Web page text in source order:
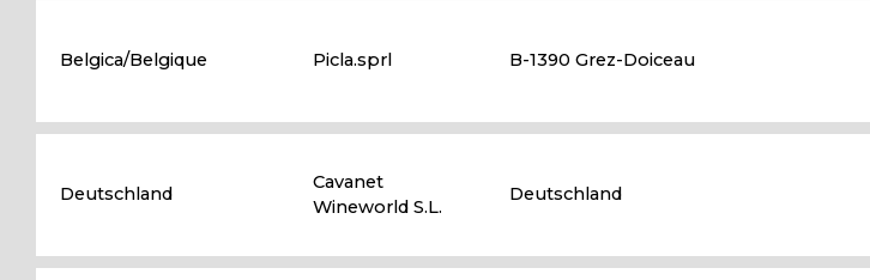
Belgica/Belgique Picla.sprl B-1390 Grez-Doiceau
Deutschland
Cavanet
Wineworld S.L.
Deutschland